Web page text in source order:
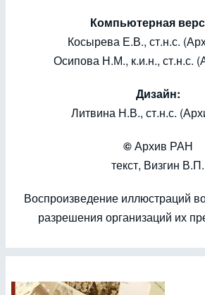
Компьютерная
Косырева Е.В., ст.н.с.
Осипова Н.М., к.и.н., ст.н.с.
Дизайн:
Литвина Н.В., ст.н.с.
©Архив РАН
текст, Визгин В.П.
Воспроизведение иллюстраций
разрешения организаций их